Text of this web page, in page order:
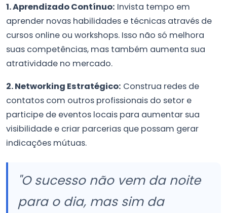
1. Aprendizado Contínuo: Invista tempo em
aprender novas habilidades e técnicas através de
cursos online ou workshops. Isso não só melhora
suas competências, mas também aumenta sua
atratividade no mercado.
2. Networking Estratégico: Construa redes de
contatos com outros profissionais do setor e
participe de eventos locais para aumentar sua
visibilidade e criar parcerias que possam gerar
indicações mútuas.
"O sucesso não vem da noite
para o dia, mas sim da